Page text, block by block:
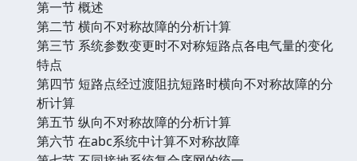
第一节 概述
第二节 横向不对称故障的分析计算
第三节 系统参数变更时不对称短路点各电气量的变化
特点
第四节 短路点经过渡阻抗短路时横向不对称故障的分
析计算
第五节 纵向不对称故障的分析计算
第六节 在abc系统中计算不对称故障